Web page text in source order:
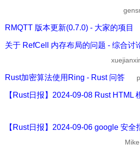
RMQTT 版本更新(0.7.0) - 大家的项目
关于 RefCell 内存布局的问题 - 综合讨
Rust加密算法使用Ring - Rust 问答
【Rust日报】2024-09-08 Rust HTML
【Rust日报】2024-09-06 google 安